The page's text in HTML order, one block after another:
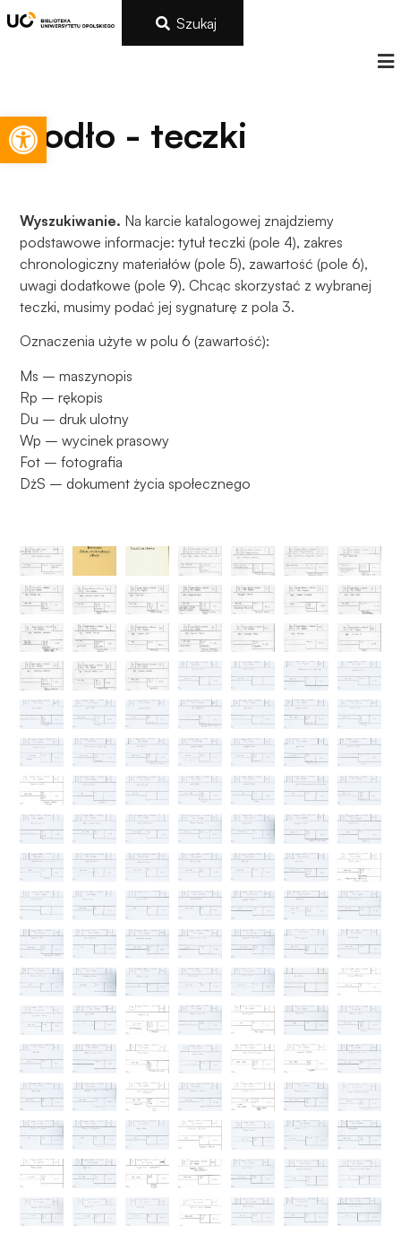
Otwórz pasek narzędzi
Szukaj
Rodło - teczki
Wyszukiwanie. Na karcie katalogowej znajdziemy
podstawowe informacje: tytuł teczki (pole 4), zakres
chronologiczny materiałów (pole 5), zawartość (pole 6),
uwagi dodatkowe (pole 9). Chcąc skorzystać z wybranej
teczki, musimy podać jej sygnaturę z pola 3.
Oznaczenia użyte w polu 6 (zawartość):
Ms – maszynopis
Rp – rękopis
Du – druk ulotny
Wp – wycinek prasowy
Fot – fotografia
DżS – dokument życia społecznego